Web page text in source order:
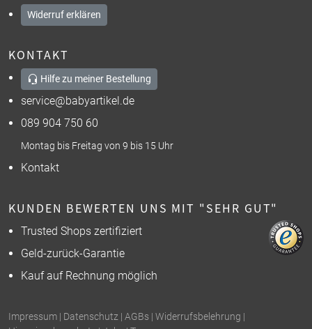
Widerruf erklären
KONTAKT
Hilfe zu meiner Bestellung
service@babyartikel.de
089 904 750 60
Montag bis Freitag von 9 bis 15 Uhr
Kontakt
KUNDEN BEWERTEN UNS MIT "SEHR GUT"
Trusted Shops zertifiziert
Geld-zurück-Garantie
Kauf auf Rechnung möglich
Impressum | Datenschutz | AGBs | Widerrufsbelehrung |